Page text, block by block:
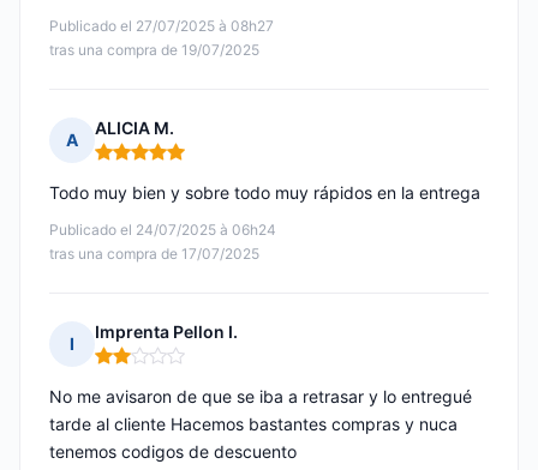
Publicado el 27/07/2025 à 08h27
tras una compra de 19/07/2025
A
ALICIA M.
Nota: 5 de 5
Publicado el 24/07/2025 à 06h24
tras una compra de 17/07/2025
Todo muy bien y sobre todo muy rápidos en la entrega
I
Imprenta Pellon I.
Nota: 2 de 5
No me avisaron de que se iba a retrasar y lo entregué
tarde al cliente Hacemos bastantes compras y nuca
tenemos codigos de descuento